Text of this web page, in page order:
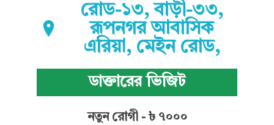
রোড-১৩, বাড়ী-৩৩,
রূপনগর আবাসিক
এরিয়া, মেইন রোড,
ডাক্তারের ভিজিট
নতুন রোগী - ৳ ৭০০০